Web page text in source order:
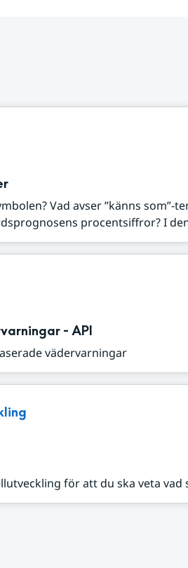
Vad avser ”känns som”-
procentsiffror? I
- API
vädervarningar
för att du ska veta vad